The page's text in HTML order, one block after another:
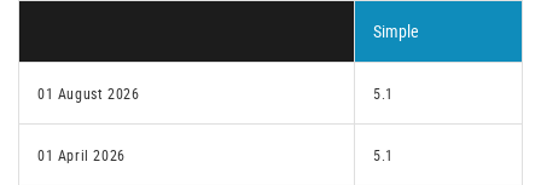
Simple
01 August 2026 5.1
01 April 2026 5.1